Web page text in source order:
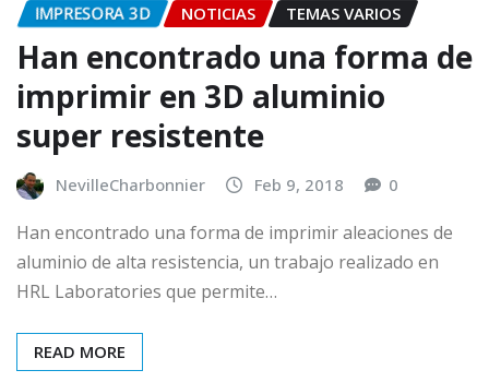
IMPRESORA 3D NOTICIAS TEMAS VARIOS
Han encontrado una forma de
imprimir en 3D aluminio
super resistente
NevilleCharbonnier Feb 9, 2018 0
Han encontrado una forma de imprimir aleaciones de
aluminio de alta resistencia, un trabajo realizado en
HRL Laboratories que permite…
READ MORE